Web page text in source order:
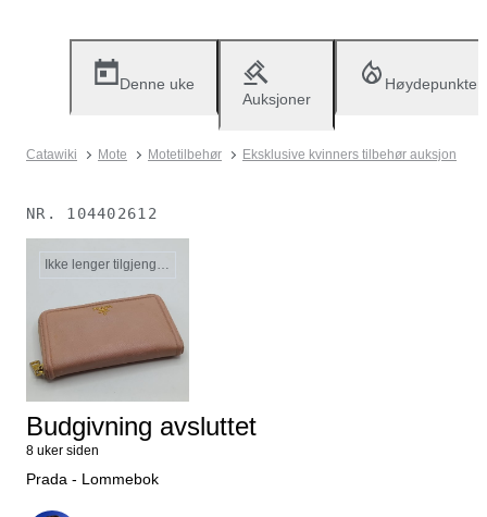
Denne uke
Auksjoner
Høydepunkter
Catawiki Mote Motetilbehør Eksklusive kvinners tilbehør auksjon
NR. 104402612
Ikke lenger tilgjengelig
Budgivning avsluttet
8 uker siden
Prada - Lommebok